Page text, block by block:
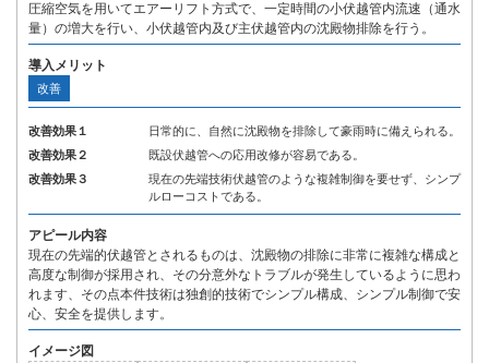
圧縮空気を用いてエアーリフト方式で、一定時間の小伏越管内流速（通水
量）の増大を行い、小伏越管内及び主伏越管内の沈殿物排除を行う。
導入メリット
改善
改善効果１
日常的に、自然に沈殿物を排除して豪雨時に備えられる。
改善効果２
既設伏越管への応用改修が容易である。
改善効果３
現在の先端技術伏越管のような複雑制御を要せず、シンプ
ルローコストである。
アピール内容
現在の先端的伏越管とされるものは、沈殿物の排除に非常に複雑な構成と
高度な制御が採用され、その分意外なトラブルが発生しているように思わ
れます、その点本件技術は独創的技術でシンプル構成、シンプル制御で安
心、安全を提供します。
イメージ図